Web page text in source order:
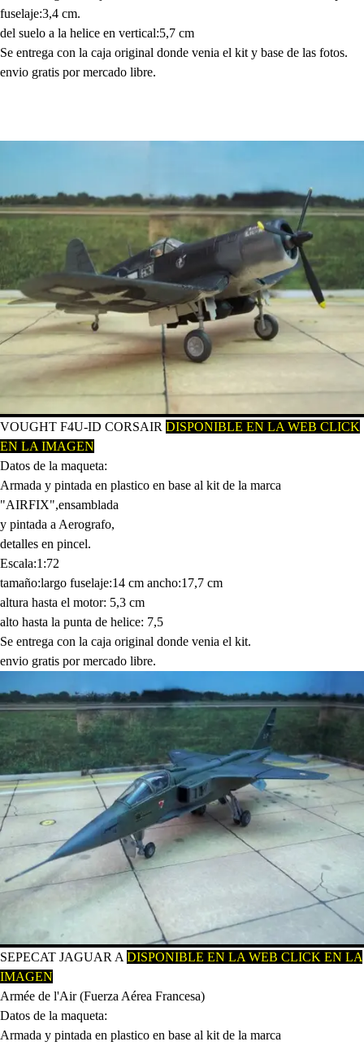
fuselaje:3,4 cm.
del suelo a la helice en vertical:5,7 cm
Se entrega con la caja original donde venia el kit y base de las fotos.
envio gratis por mercado libre.
VOUGHT F4U-ID CORSAIR DISPONIBLE EN LA WEB CLICK
EN LA IMAGEN
Datos de la maqueta:
Armada y pintada en plastico en base al kit de la marca
"AIRFIX",ensamblada
y pintada a Aerografo,
detalles en pincel.
Escala:1:72
tamaño:largo fuselaje:14 cm ancho:17,7 cm
altura hasta el motor: 5,3 cm
alto hasta la punta de helice: 7,5
Se entrega con la caja original donde venia el kit.
envio gratis por mercado libre.
SEPECAT JAGUAR A DISPONIBLE EN LA WEB CLICK EN LA
IMAGEN
Armée de l'Air (Fuerza Aérea Francesa)
Datos de la maqueta:
Armada y pintada en plastico en base al kit de la marca